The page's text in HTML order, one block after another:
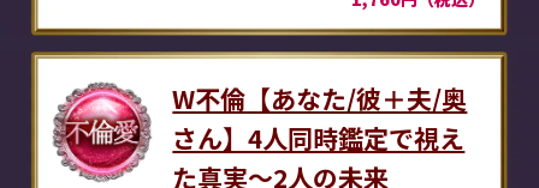
W不倫【あなた/彼＋夫/奥
さん】4人同時鑑定で視え
た真実～2人の未来